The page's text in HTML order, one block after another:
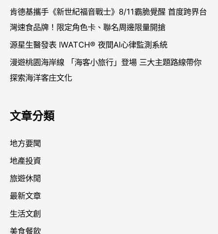
肯德基攜手《新世紀福音戰士》8/11霸脆覺醒 首度跨界台
灣速食品牌！限定角色卡、聯名周邊限量開搶
源星生醫發表 IWATCH® 夜間AI心律監測系統
漫遊桃園海岸線 「海客小旅行」登場 三大主題路線帶你
探索海洋客庄文化
文章分類
地方要聞
地產投資
旅遊休閒
最新文章
生活文創
美食餐飲